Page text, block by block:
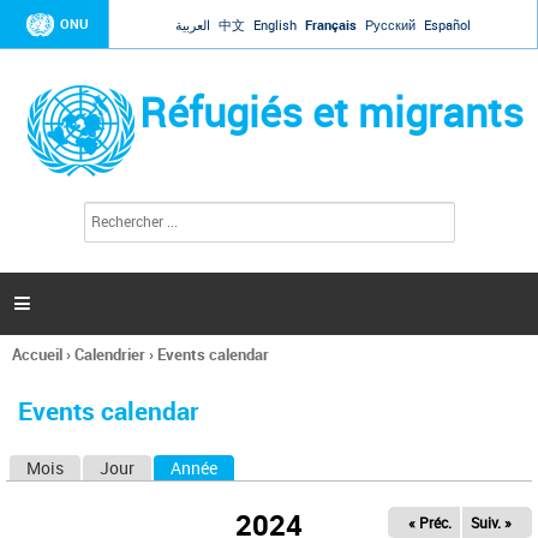
Jump to navigation
ONU العربية 中文 English Français Русский Español
Réfugiés et migrants
l
c
h
e

Vous
ici
Accueil›Calendrier› Events calendar
Events calendar
Mois Jour Année
2024 « Préc. Suiv. »